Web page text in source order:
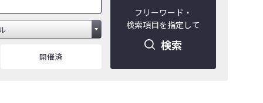
開催済
フリーワード・
検索項目を指定して
検索